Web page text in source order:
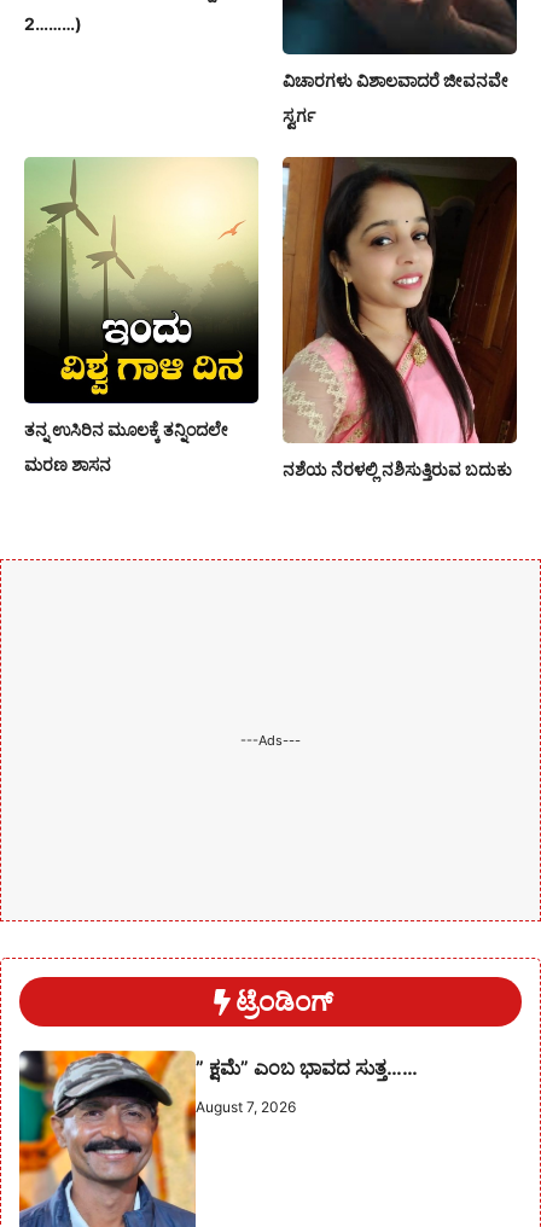
2………)
ವಿಚಾರಗಳು ವಿಶಾಲವಾದರೆ ಜೀವನವೇ
ಸ್ವರ್ಗ
ತನ್ನ ಉಸಿರಿನ ಮೂಲಕ್ಕೆ ತನ್ನಿಂದಲೇ
ಮರಣ ಶಾಸನ
ನಶೆಯ ನೆರಳಲ್ಲಿ ನಶಿಸುತ್ತಿರುವ ಬದುಕು
---Ads---
ಟ್ರೆಂಡಿಂಗ್
” ಕ್ಷಮೆ” ಎಂಬ ಭಾವದ ಸುತ್ತ……
August 7, 2026